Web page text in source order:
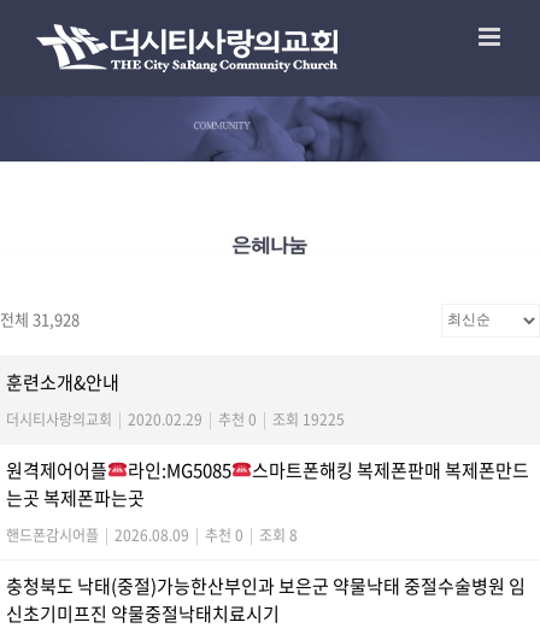
전체 31,928
훈련소개&안내
더시티사랑의교회 | 2020.02.29 | 추천 0 | 조회 19225
원격제어어플 라인:MG5085
스마트폰해킹 복제폰판매 복제폰만드
는곳 복제폰파는곳
핸드폰감시어플 | 2026.08.09 | 추천 0 | 조회 8
충청북도 낙태(중절)가능한산부인과 보은군 약물낙태 중절수술병원 임
신초기미프진 약물중절낙태치료시기